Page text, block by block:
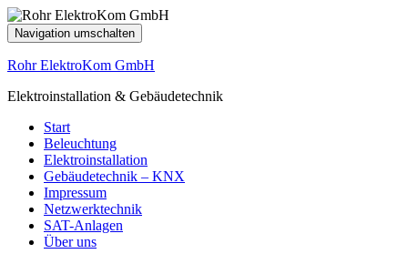
Navigation umschalten
Rohr ElektroKom GmbH
Elektroinstallation & Gebäudetechnik
Start
Beleuchtung
Elektroinstallation
Gebäudetechnik – KNX
Impressum
Netzwerktechnik
SAT-Anlagen
Über uns